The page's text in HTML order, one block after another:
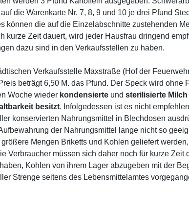
die Warenkarte Nr. 7, 8, 9 und 10 je drei Pfund
können die auf die Einzelabschnitte zustehenden
kurze Zeit dauert, wird jeder Hausfrau dringend
dazu sind in den Verkaufsstellen zu haben.
Verkaufsstelle Maxstraße (Hof der
beträgt 6,50 M. das Pfund. Der Speck wird ohne
Woche wieder kondensierte und sterilisierte Milch
besitzt. Infolgedessen ist es nicht
konservierten Nahrungsmittel in Blechdosen
der Nahrungsmittel lange nicht so
Mengen Briketts und Kohlen geliefert
Verbraucher müssen sich daher noch für kurze
haben, Kohlen von ihrem Lager abzugeben mit der
Strenge seitens des Lebensmittelamtes